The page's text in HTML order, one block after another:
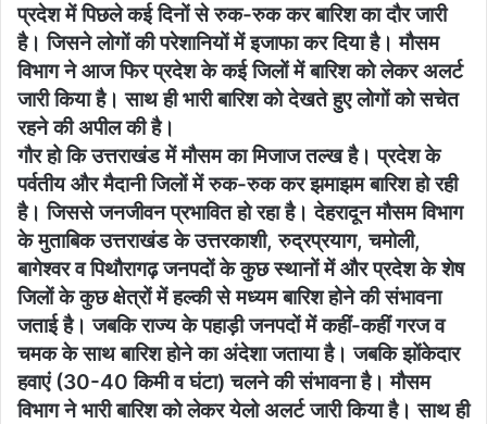
प्रदेश में पिछले कई दिनों से रुक-रुक कर बारिश का दौर जारी
है। जिसने लोगों की परेशानियों में इजाफा कर दिया है। मौसम
विभाग ने आज फिर प्रदेश के कई जिलों में बारिश को लेकर अलर्ट
जारी किया है। साथ ही भारी बारिश को देखते हुए लोगों को सचेत
रहने की अपील की है।
गौर हो कि उत्तराखंड में मौसम का मिजाज तल्ख है। प्रदेश के
पर्वतीय और मैदानी जिलों में रुक-रुक कर झमाझम बारिश हो रही
है। जिससे जनजीवन प्रभावित हो रहा है। देहरादून मौसम विभाग
के मुताबिक उत्तराखंड के उत्तरकाशी, रुद्रप्रयाग, चमोली,
बागेश्वर व पिथौरागढ़ जनपदों के कुछ स्थानों में और प्रदेश के शेष
जिलों के कुछ क्षेत्रों में हल्की से मध्यम बारिश होने की संभावना
जताई है। जबकि राज्य के पहाड़ी जनपदों में कहीं-कहीं गरज व
चमक के साथ बारिश होने का अंदेशा जताया है। जबकि झोंकेदार
हवाएं (30-40 किमी व घंटा) चलने की संभावना है। मौसम
विभाग ने भारी बारिश को लेकर येलो अलर्ट जारी किया है। साथ ही